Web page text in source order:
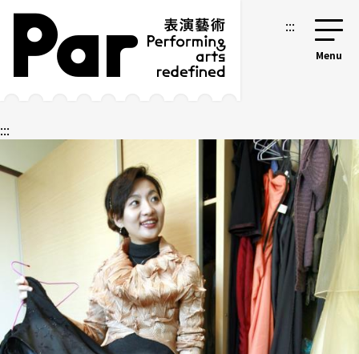
跳到主要內容區塊
網站導覽 :::
:::